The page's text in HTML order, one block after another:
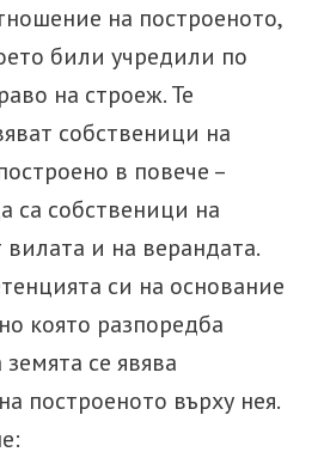
на построеното,
били учредили по
на строеж. Те
собственици на
в повече –
са собственици на
и на верандата.
си на основание
която разпоредба
се явява
построеното върху нея.